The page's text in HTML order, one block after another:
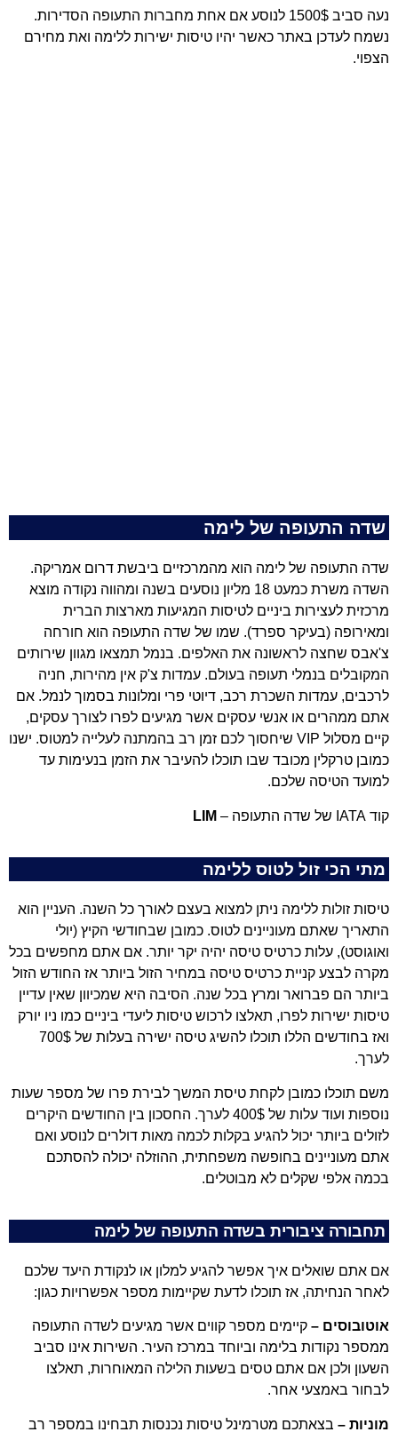
נעה סביב 1500$ לנוסע אם אחת מחברות התעופה הסדירות.
נשמח לעדכן באתר כאשר יהיו טיסות ישירות ללימה ואת מחירם
הצפוי.
שדה התעופה של לימה
שדה התעופה של לימה הוא מהמרכזיים ביבשת דרום אמריקה.
השדה משרת כמעט 18 מליון נוסעים בשנה ומהווה נקודה מוצא
מרכזית לעצירות ביניים לטיסות המגיעות מארצות הברית
ומאירופה (בעיקר ספרד). שמו של שדה התעופה הוא חורחה
צ'אבס שחצה לראשונה את האלפים. בנמל תמצאו מגוון שירותים
המקובלים בנמלי תעופה בעולם. עמדות צ'ק אין מהירות, חניה
לרכבים, עמדות השכרת רכב, דיוטי פרי ומלונות בסמוך לנמל. אם
אתם ממהרים או אנשי עסקים אשר מגיעים לפרו לצורך עסקים,
קיים מסלול VIP שיחסוך לכם זמן רב בהמתנה לעלייה למטוס. ישנו
כמובן טרקלין מכובד שבו תוכלו להעיבר את הזמן בנעימות עד
למועד הטיסה שלכם.
קוד IATA של שדה התעופה – LIM
מתי הכי זול לטוס ללימה
טיסות זולות ללימה ניתן למצוא בעצם לאורך כל השנה. העניין הוא
התאריך שאתם מעוניינים לטוס. כמובן שבחודשי הקיץ (יולי
ואוגוסט), עלות כרטיס טיסה יהיה יקר יותר. אם אתם מחפשים בכל
מקרה לבצע קניית כרטיס טיסה במחיר הזול ביותר אז החודש הזול
ביותר הם פברואר ומרץ בכל שנה. הסיבה היא שמכיוון שאין עדיין
טיסות ישירות לפרו, תאלצו לרכוש טיסות ליעדי ביניים כמו ניו יורק
ואז בחודשים הללו תוכלו להשיג טיסה ישירה בעלות של 700$
לערך.
משם תוכלו כמובן לקחת טיסת המשך לבירת פרו של מספר שעות
נוספות ועוד עלות של 400$ לערך. החסכון בין החודשים היקרים
לזולים ביותר יכול להגיע בקלות לכמה מאות דולרים לנוסע ואם
אתם מעוניינים בחופשה משפחתית, ההוזלה יכולה להסתכם
בכמה אלפי שקלים לא מבוטלים.
תחבורה ציבורית בשדה התעופה של לימה
אם אתם שואלים איך אפשר להגיע למלון או לנקודת היעד שלכם
לאחר הנחיתה, אז תוכלו לדעת שקיימות מספר אפשרויות כגון:
אוטובוסים – קיימים מספר קווים אשר מגיעים לשדה התעופה
ממספר נקודות בלימה וביוחד במרכז העיר. השירות אינו סביב
השעון ולכן אם אתם טסים בשעות הלילה המאוחרות, תאלצו
לבחור באמצעי אחר.
מוניות – בצאתכם מטרמינל טיסות נכנסות תבחינו במספר רב